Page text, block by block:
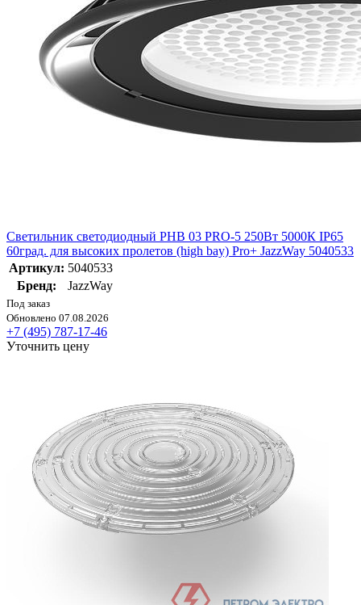
Светильник светодиодный PHB 03 PRO-5 250Вт 5000К IP65
60град. для высоких пролетов (high bay) Pro+ JazzWay 5040533
Артикул: 5040533
Бренд:
JazzWay
Под заказ
Обновлено 07.08.2026
+7 (495) 787-17-46
Уточнить цену